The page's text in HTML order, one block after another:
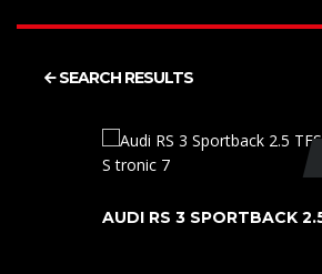
SEARCH RESULTS